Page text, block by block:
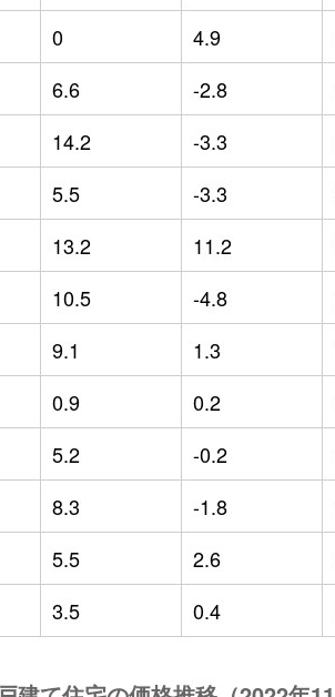
0 4.9
6.6 -2.8
14.2 -3.3
5.5 -3.3
13.2 11.2
10.5 -4.8
9.1 1.3
0.9 0.2
5.2 -0.2
8.3 -1.8
5.5 2.6
3.5 0.4